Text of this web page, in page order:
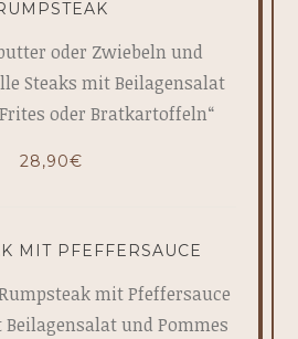
oder Zwiebeln und
Steaks mit Beilagensalat
oder Bratkartoffeln“
28,90€
MIT PFEFFERSAUCE
mit Pfeffersauce
Beilagensalat und Pommes